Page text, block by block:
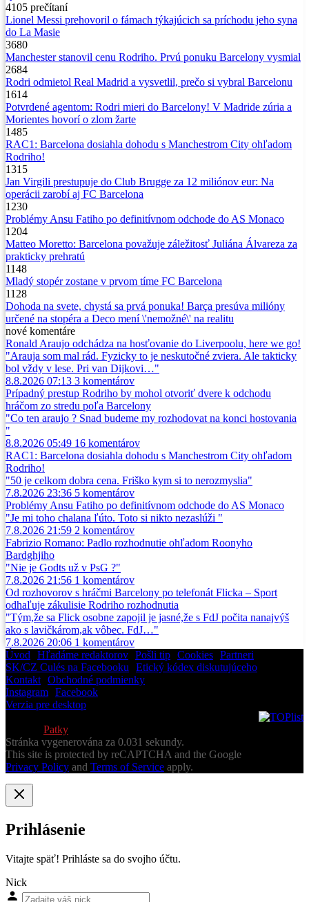
4105 prečítaní
Lionel Messi prehovoril o fámach týkajúcich sa príchodu jeho syna
do La Masie
3680
Manchester stanovil cenu Rodriho. Prvú ponuku Barcelony vysmial
2684
Rodri odmietol Real Madrid a vysvetlil, prečo si vybral Barcelonu
1614
Potvrdené agentom: Rodri mieri do Barcelony! V Madride zúria a
Morientes hovorí o zlom žarte
1485
RAC1: Barcelona dosiahla dohodu s Manchestrom City ohľadom
Rodriho!
1315
Jan Virgili prestupuje do Club Brugge za 12 miliónov eur: Na
operácii zarobí aj FC Barcelona
1230
Problémy Ansu Fatiho po definitívnom odchode do AS Monaco
1204
Matteo Moretto: Barcelona považuje záležitosť Juliána Álvareza za
prakticky prehratú
1148
Mladý stopér zostane v prvom tíme FC Barcelona
1128
Dohoda na svete, chystá sa prvá ponuka! Barça presúva milióny
určené na stopéra a Deco mení \'nemožné\' na realitu
nové komentáre
Ronald Araujo odchádza na hosťovanie do Liverpoolu, here we go!
"Arauja som mal rád. Fyzicky to je neskutočné zviera. Ale takticky
bol vždy v lese. Pri van Dijkovi…"
8.8.2026 07:13 3 komentárov
Prípadný prestup Rodriho by mohol otvoriť dvere k odchodu
hráčom zo stredu poľa Barcelony
"Co ten araujo ? Snad budeme my rozhodovat na konci hostovania
"
8.8.2026 05:49 16 komentárov
RAC1: Barcelona dosiahla dohodu s Manchestrom City ohľadom
Rodriho!
"50 je celkom dobra cena. Friško kym si to nerozmyslia"
7.8.2026 23:36 5 komentárov
Problémy Ansu Fatiho po definitívnom odchode do AS Monaco
"Je mi toho chalana ľúto. Toto si nikto nezaslúži "
7.8.2026 21:59 2 komentárov
Fabrizio Romano: Padlo rozhodnutie ohľadom Roonyho
Bardghjiho
"Nie je Godts už v PsG ?"
7.8.2026 21:56 1 komentárov
Od rozhovorov s hráčmi Barcelony po telefonát Flicka – Sport
odhaľuje zákulisie Rodriho rozhodnutia
"Tým,že sa Flick osobne zapojil je jasné,že s FdJ počita nanajvýš
ako s lavičkárom,ak vôbec. FdJ…"
7.8.2026 20:06 1 komentárov
Úvod
Hľadáme redaktorov Pošli tip Cookies Partneri
SK/CZ Culés na Facebooku
Etický kódex diskutujúceho
Kontakt Obchodné podmienky
Instagram Facebook
Verzia pre desktop
Patky
Stránka vygenerována za 0.031 sekundy.
This site is protected by reCAPTCHA and the Google
Privacy Policy and Terms of Service apply.
Prihlásenie
Vitajte späť! Prihláste sa do svojho účtu.
Nick